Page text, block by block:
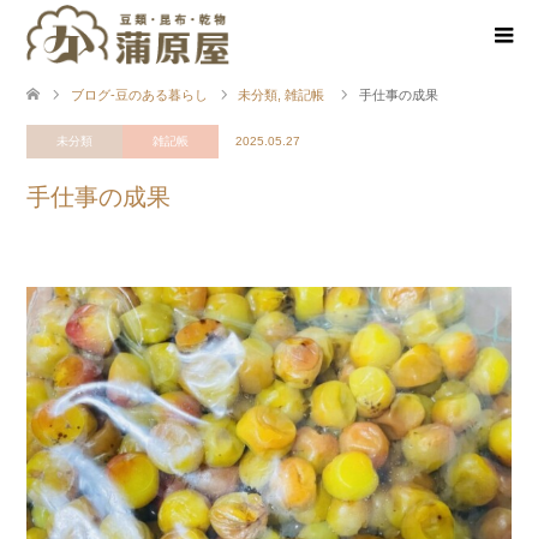
ブログ-豆のある暮らし 未分類 雑記帳 手仕事の成果
未分類 雑記帳 2025.05.27
手仕事の成果